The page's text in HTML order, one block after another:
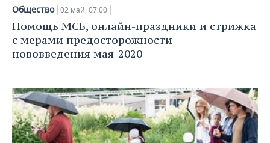
Общество 02 май, 07:00
Помощь МСБ, онлайн-праздники и стрижка
с мерами предосторожности —
нововведения мая-2020